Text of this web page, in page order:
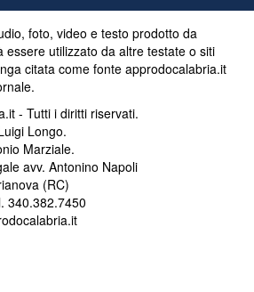
comunitaria. Nel
[…]foto, video e testo prodotto da
essere utilizzato da altre testate o siti
citata come fonte approdocalabria.it
- Tutti i diritti riservati.
Longo.
Marziale.
avv. Antonino Napoli
(RC)
340.382.7450